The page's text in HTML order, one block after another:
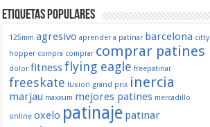
Etiquetas populares
125mm agresivo aprender a patinar barcelona citty
hopper compra comprar comprar patines
dolor fitnessflying eagle freepatinar
freeskate fusion grand prix inercia
marjau maxxum mejores patines mercadillo
online oxelo patinaje patinar